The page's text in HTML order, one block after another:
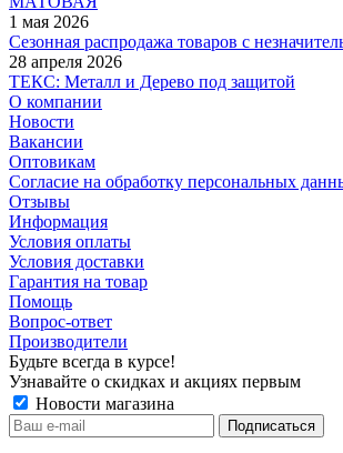
1 мая 2026
Сезонная распродажа товаров с
28 апреля 2026
ТЕКС: Металл и Дерево под защитой
О компании
Новости
Вакансии
Оптовикам
Cогласие на обработку персональных
Отзывы
Информация
Условия оплаты
Условия доставки
Гарантия на товар
Помощь
Вопрос-ответ
Производители
Будьте всегда в курсе!
Узнавайте о скидках и акциях первым
Новости магазина